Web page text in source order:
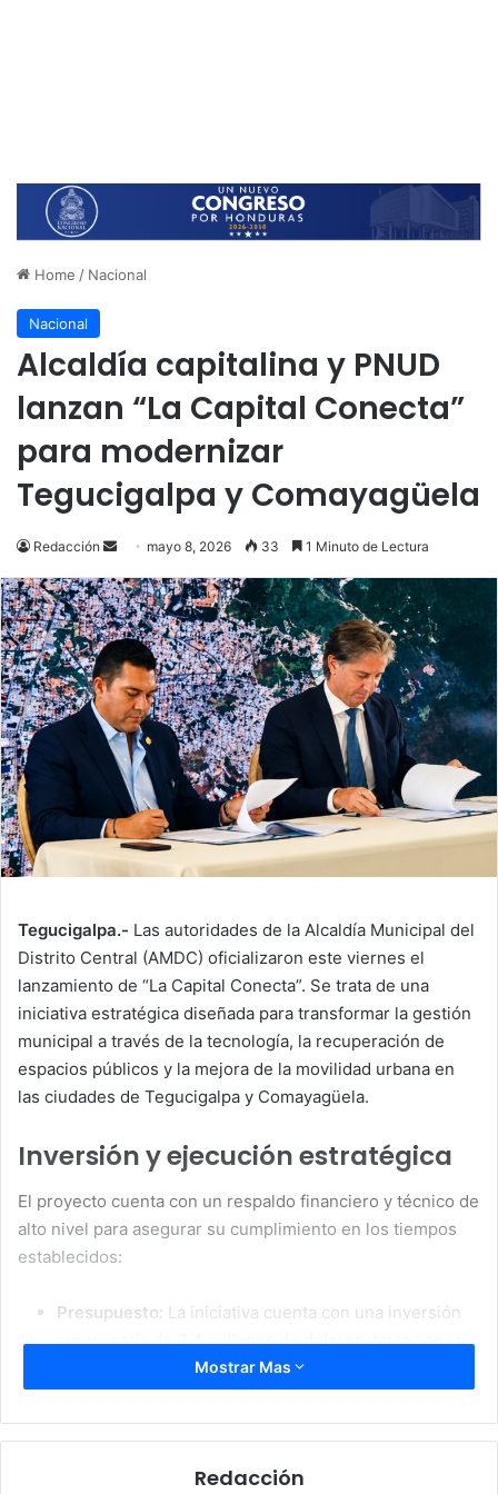
Home / Nacional
Nacional
Alcaldía capitalina y PNUD
lanzan “La Capital Conecta”
para modernizar
Tegucigalpa y Comayagüela
Redacción
Send
email
mayo 8, 2026 33 1 Minuto de Lectura
Tegucigalpa.- Las autoridades de la Alcaldía Municipal del
Distrito Central (AMDC) oficializaron este viernes el
lanzamiento de “La Capital Conecta”. Se trata de una
iniciativa estratégica diseñada para transformar la gestión
municipal a través de la tecnología, la recuperación de
espacios públicos y la mejora de la movilidad urbana en
las ciudades de Tegucigalpa y Comayagüela.
Inversión y ejecución estratégica
El proyecto cuenta con un respaldo financiero y técnico de
alto nivel para asegurar su cumplimiento en los tiempos
establecidos:
Presupuesto: La iniciativa cuenta con una inversión
aproximada de3.4 millones de dólares, financiados
con fondos de la AMDC.
Programa de las Naciones Unidas para el Desarrollo
de transparencia y rendición de cuentas.
Mostrar Mas
Redacción